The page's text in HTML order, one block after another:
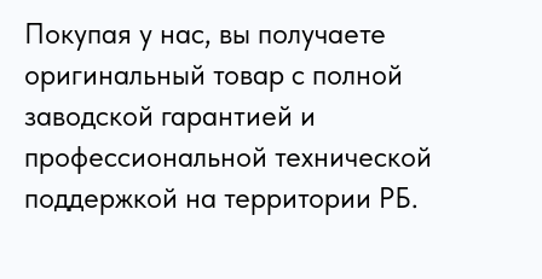
Покупая у нас, вы получаете
оригинальный товар с полной
заводской гарантией и
профессиональной технической
поддержкой на территории РБ.